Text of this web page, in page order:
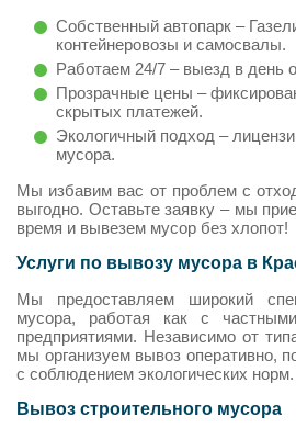
Собственный автопарк –
контейнеровозы и самосвалы.
Работаем 24/7 – выезд в день
Прозрачные цены –
скрытых платежей.
Экологичный подход –
мусора.
Мы избавим вас от проблем с
выгодно. Оставьте заявку – мы
время и вывезем мусор без хлопот!
Услуги по вывозу мусора в
Мы предоставляем широкий
мусора, работая как с
предприятиями. Независимо от
мы организуем вывоз оперативно,
с соблюдением экологических норм.
Вывоз строительного мусора